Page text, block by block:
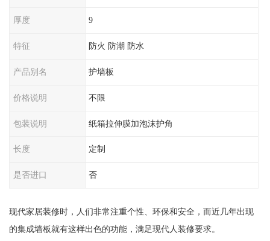
厚度 9
特征 防火 防潮 防水
产品别名 护墙板
价格说明 不限
包装说明 纸箱拉伸膜加泡沫护角
长度 定制
是否进口 否
现代家居装修时，人们非常注重个性、环保和安全，而近几年出现
的集成墙板就有这样出色的功能，满足现代人装修要求。